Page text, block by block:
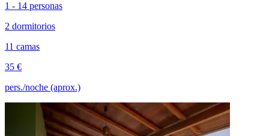
1 - 14 personas
2 dormitorios
11 camas
35 €
pers./noche (aprox.)